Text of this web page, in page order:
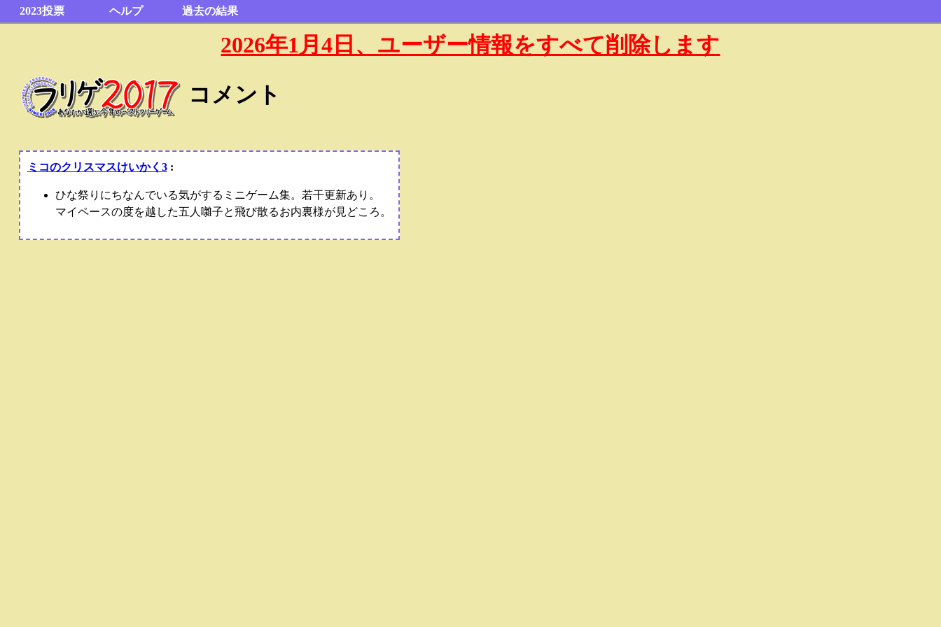
2023投票 ヘルプ 過去の結果
2026年1月4日、ユーザー情報をすべて削除します
コメント
ミコのクリスマスけいかく3:
ひな祭りにちなんでいる気がするミニゲーム集。若干更新あり。
マイペースの度を越した五人囃子と飛び散るお内裏様が見どころ。